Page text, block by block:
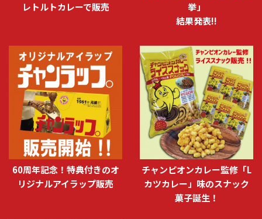
レトルトカレーで販売
挙」
結果発表!!
60周年記念！特典付きのオ
リジナルアイラップ販売
チャンピオンカレー監修「L
カツカレー」味のスナック
菓子誕生！